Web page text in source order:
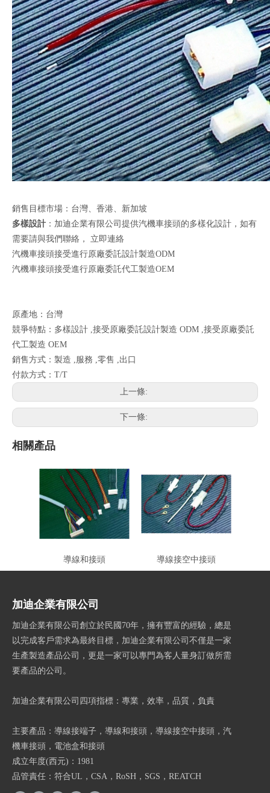
銷售目標市場：台灣、香港、新加坡
多樣設計 ：加迪企業有限公司提供汽機車接頭的多樣化設計，如有
需要請與我們聯絡， 立即連絡
汽機車接頭接受進行原廠委託設計製造ODM
汽機車接頭接受進行原廠委託代工製造OEM
原產地：台灣
競爭特點：多樣設計 ,接受原廠委託設計製造 ODM ,接受原廠委託
代工製造 OEM
銷售方式：製造 ,服務 ,零售 ,出口
付款方式：T/T
上一條:
下一條:
相關產品
導線和接頭 導線接空中接頭
加迪企業有限公司
加迪企業有限公司創立於民國70年，擁有豐富的經驗，總是
以完成客戶需求為最終目標，加迪企業有限公司不僅是一家
生產製造產品公司，更是一家可以專門為客人量身訂做所需
要產品的公司。
加迪企業有限公司四項指標：專業，效率，品質，負責
主要產品：導線接端子，導線和接頭，導線接空中接頭，汽
機車接頭，電池盒和接頭
成立年度(西元)：1981
品管責任：符合UL，CSA，RoSH，SGS，REATCH